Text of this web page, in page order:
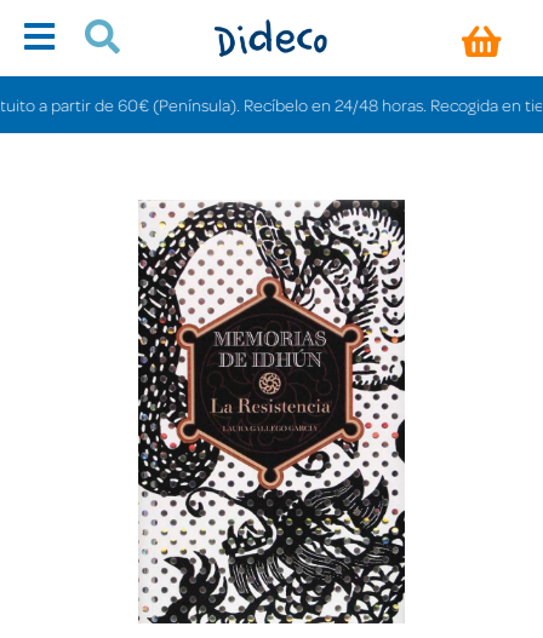
partir de 60€ (Península). Recíbelo en 24/48 horas. Recogida en